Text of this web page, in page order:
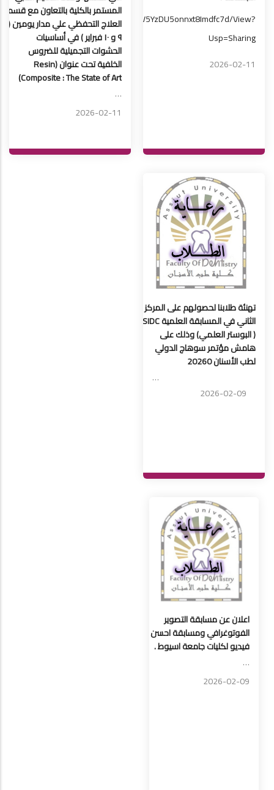
file/d/1pTKQnXMLFnYzV5YzDU5onnxt8Imdfc7d/view?
Usp=sharing
2026-02-11
المستمر بالكلية بالتعاون مع قسم
العلاج التحفظي علي مدار يومين (
٩ و ١٠ فبراير ) في أساسيات
الحشوات التجميلية للضروس
الخلفية تحت عنوان (Resin
Composite : The State of Art)
…
2026-02-11
تهنئة طلابنا لحصولهم على المركز
الثاني في المسابقة العلمية SIDC
( البوستر العلمي) وذلك على
هامش مؤتمر سوهاج الدولي
لطب الأسنان 20260
…
2026-02-09
اعلان عن مسابقة التصوير
الفوتوغرافي ومسابقة احسن
فيديو لكليات جامعة اسيوط .
…
2026-02-09